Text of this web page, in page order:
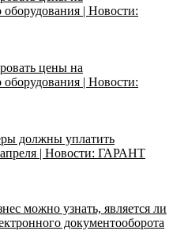
оборудования | Новости:
цены на
оборудования | Новости:
должны уплатить
апреля | Новости: ГАРАНТ
можно узнать, является ли
документооборота